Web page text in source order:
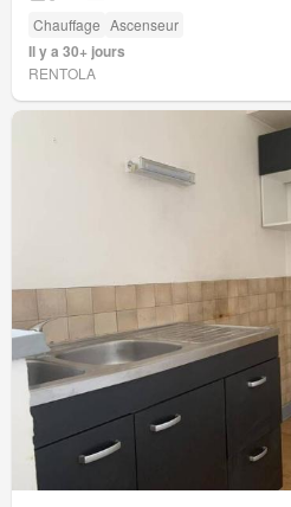
Chauffage Ascenseur
Il y a 30+ jours
RENTOLA